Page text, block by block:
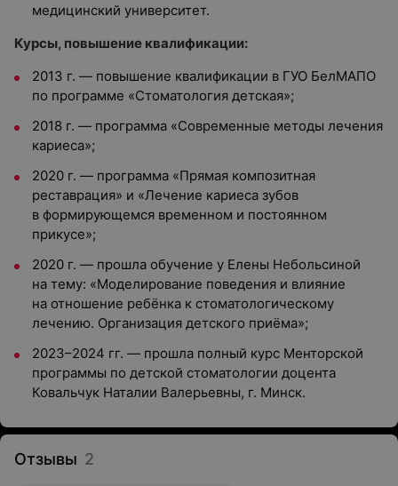
медицинский университет.
Курсы, повышение квалификации:
2013 г. — повышение квалификации в ГУО БелМАПО
по программе «Стоматология детская»;
2018 г. — программа «Современные методы лечения
кариеса»;
2020 г. — программа «Прямая композитная
реставрация» и «Лечение кариеса зубов
в формирующемся временном и постоянном
прикусе»;
2020 г. — прошла обучение у Елены Небольсиной
на тему: «Моделирование поведения и влияние
на отношение ребёнка к стоматологическому
лечению. Организация детского приёма»;
2023–2024 гг. — прошла полный курс Менторской
программы по детской стоматологии доцента
Ковальчук Наталии Валерьевны, г. Минск.
Отзывы 2